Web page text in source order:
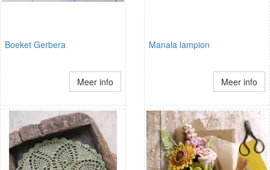
Boeket Gerbera
Meer info
Manala lampion
Meer info